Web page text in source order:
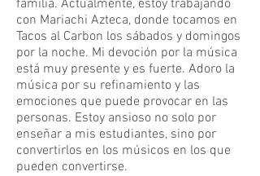
familia. Actualmente, estoy trabajando
con Mariachi Azteca, donde tocamos en
Tacos al Carbon los sábados y domingos
por la noche. Mi devoción por la música
está muy presente y es fuerte. Adoro la
música por su refinamiento y las
emociones que puede provocar en las
personas. Estoy ansioso no solo por
enseñar a mis estudiantes, sino por
convertirlos en los músicos en los que
pueden convertirse.